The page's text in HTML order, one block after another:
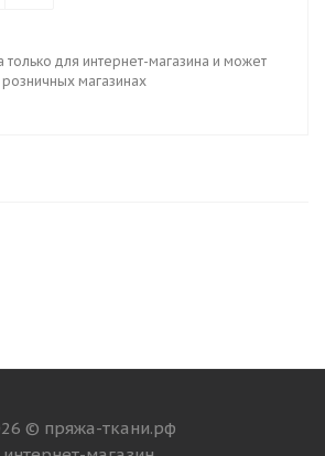
только для интернет-магазина и может
розничных магазинах
© пряжа-ткани.рф